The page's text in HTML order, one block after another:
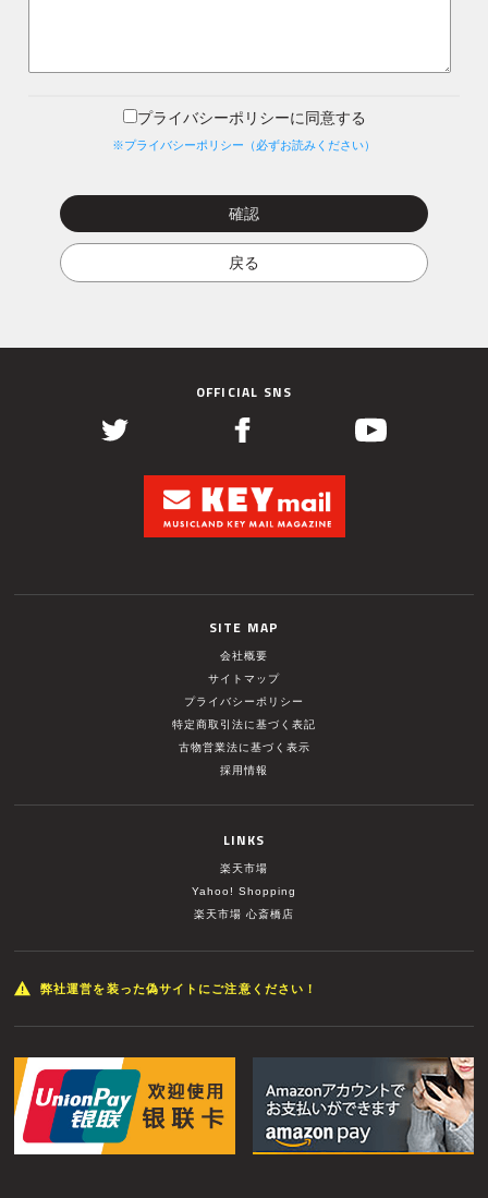
プライバシーポリシーに同意する
※プライバシーポリシー（必ずお読みください）
OFFICIAL SNS
SITE MAP
会社概要
サイトマップ
プライバシーポリシー
特定商取引法に基づく表記
古物営業法に基づく表示
採用情報
LINKS
楽天市場
Yahoo! Shopping
楽天市場 心斎橋店
弊社運営を装った偽サイトにご注意ください！